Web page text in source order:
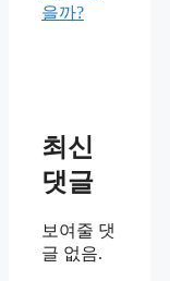
을까?
최신
댓글
보여줄 댓
글 없음.